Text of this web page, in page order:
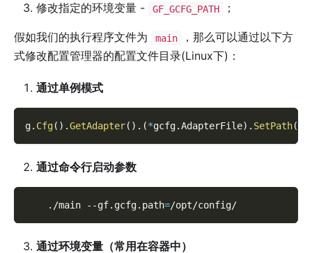
修改指定的环境变量 -
GF_GCFG_PATH ；
假如我们的执行程序文件为 main
，那么可以通过以下方
式修改配置管理器的配置文件目录(Linux下)：
通过单例模式
g. Cfg( ) .GetAdapter( ) . (*gcfg.AdapterFile) . SetPath(
通过命令行启动参数
    ./main
--gf.gcfg.path=/opt/config/
通过环境变量（常用在容器中）